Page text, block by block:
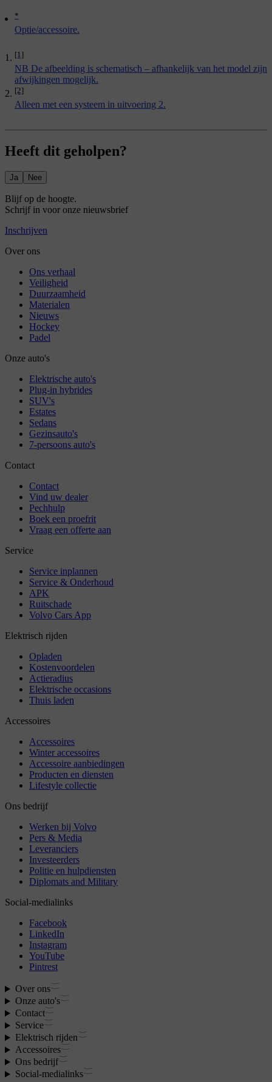
*
Optie/accessoire.
[1]
NB De afbeelding is schematisch – afhankelijk van het model zijn
afwijkingen mogelijk.
[2]
Alleen met een systeem in uitvoering 2.
Heeft dit geholpen?
Ja Nee